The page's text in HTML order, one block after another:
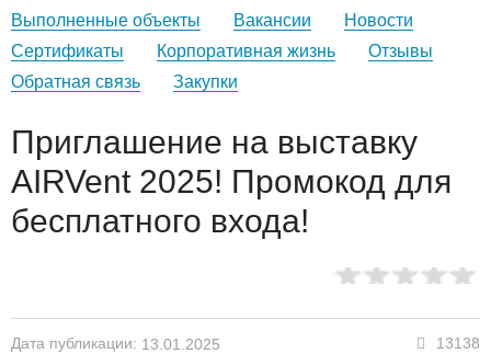
Выполненные объекты
Вакансии
Новости
Сертификаты
Корпоративная жизнь
Отзывы
Обратная связь
Закупки
Приглашение на выставку
AIRVent 2025! Промокод для
бесплатного входа!
Дата публикации: 13.01.2025 13138